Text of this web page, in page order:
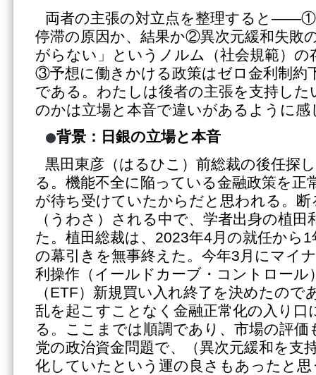
両者の主張の対立点を整理すると
停滞の原因か、結果か②異次元緩和失敗
がらない」というノルム（社会規範）の
③予想に働きかける政策はゼロ金利制
である。わたしは後者の主張を支持し
のかは立場と本音で違いがあるように感
背景：日銀の立場と本音
黒田東彦（はるひこ）前総裁の後任探
る。機能不全に陥っている金融政策を正
が待ち受けていたからだと思われる。
（うわさ）される中で、学者出身の植田
た。植田総裁は、2023年4月の就任から
の幕引きを無事終えた。今年3月にマイ
利操作（イールドカーブ・コントロール
（ETF）新規買い入れ終了を決めたので
乱を起こすことなく金融正常化の入り口
る。ここまでは順調であり、市場の評価
党の政治資金問題で、（異次元緩和を支
化していたという運の良さもあったと思